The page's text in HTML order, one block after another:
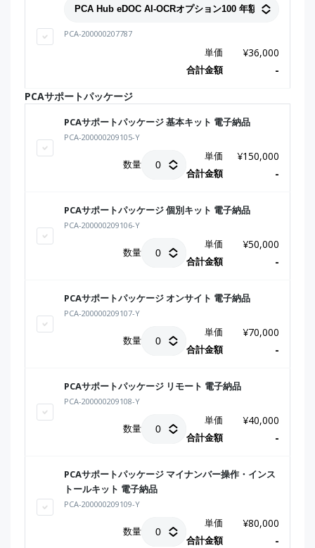
PCA-200000207787
単価 ¥36,000
合計金額
-
PCAサポートパッケージ
PCAサポートパッケージ 基本キット 電子納品
PCA-200000209105-Y
数量
単価 ¥150,000
合計金額 -
PCAサポートパッケージ 個別キット 電子納品
PCA-200000209106-Y
数量
単価 ¥50,000
合計金額 -
PCAサポートパッケージ オンサイト 電子納品
PCA-200000209107-Y
数量
単価 ¥70,000
合計金額 -
PCAサポートパッケージ リモート 電子納品
PCA-200000209108-Y
数量
単価 ¥40,000
合計金額 -
PCAサポートパッケージ マイナンバー操作・インス
トールキット 電子納品
PCA-200000209109-Y
数量
単価 ¥80,000
合計金額 -